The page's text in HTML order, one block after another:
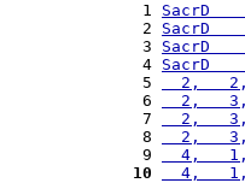
1
2
3
4
5
2,
6
2,
7
2,
8
2,
9
4,
10
4,